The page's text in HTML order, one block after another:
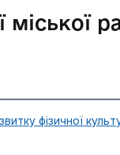
фізичної